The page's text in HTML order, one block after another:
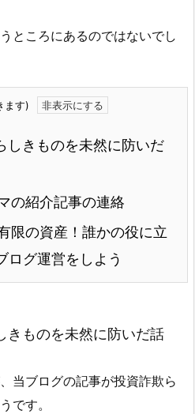
ところにあるのではないでし
ます)
しきものを未然に防いだ
の紹介記事の連絡
限の資産！誰かの役に立
ログ運営をしよう
きものを未然に防いだ話
当ブログの記事が投資詐欺ら
です。